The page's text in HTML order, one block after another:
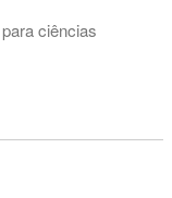
ciências